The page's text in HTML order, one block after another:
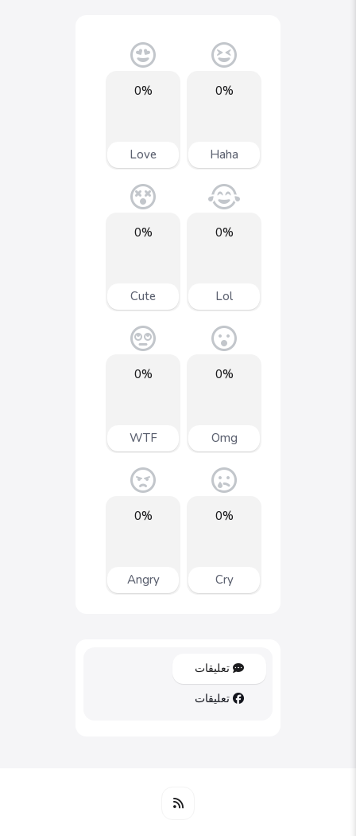
0%
Haha
0%
Love
0%
Lol
0%
Cute
0%
Omg
0%
WTF
0%
Cry
0%
Angry
تعليقات
تعليقات